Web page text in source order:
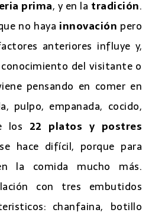
prima, y en la tradición.
no haya innovación pero
anteriores influye y,
del visitante o
pensando en comer en
pulpo, empanada, cocido,
los 22 platos y postres
se hace difícil, porque para
la comida mucho más.
con tres embutidos
chanfaina, botillo